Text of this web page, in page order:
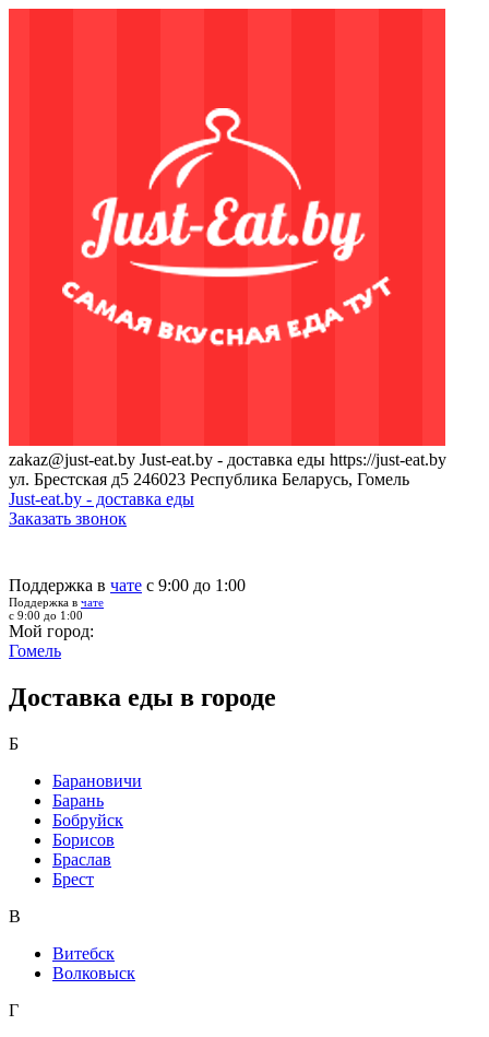
zakaz@just-eat.by Just-eat.by - доставка еды https://just-eat.by
ул. Брестская д5 246023 Республика Беларусь, Гомель
Just-eat.by - доставка еды
Заказать звонок
Поддержка в чате с 9:00 до 1:00
Поддержка в чате
с 9:00 до 1:00
Мой город:
Гомель
Доставка еды в городе
Б
Барановичи
Барань
Бобруйск
Борисов
Браслав
Брест
В
Витебск
Волковыск
Г